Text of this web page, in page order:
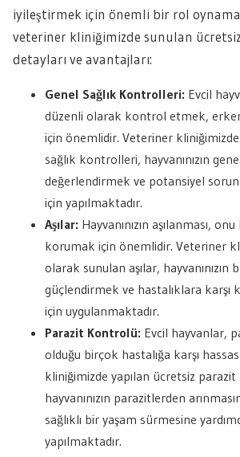
iyileştirmek için önemli bir rol
veteriner kliniğimizde sunulan
detayları ve avantajları:
Genel Sağlık Kontrolleri: Evcil
düzenli olarak kontrol etmek,
için önemlidir. Veteriner kliniğimizde
sağlık kontrolleri, hayvanınızın
değerlendirmek ve potansiyel
için yapılmaktadır.
Aşılar: Hayvanınızın aşılanması,
korumak için önemlidir. Veteriner
olarak sunulan aşılar, hayvanınızın
güçlendirmek ve hastalıklara karşı
için uygulanmaktadır.
Parazit Kontrolü: Evcil hayvanlar,
olduğu birçok hastalığa karşı
kliniğimizde yapılan ücretsiz
hayvanınızın parazitlerden
sağlıklı bir yaşam sürmesine
yapılmaktadır.